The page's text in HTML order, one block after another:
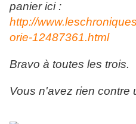
panier ici :
http://
orie-12487361.html
Bravo à toutes les trois.
Vous n'avez rien contre